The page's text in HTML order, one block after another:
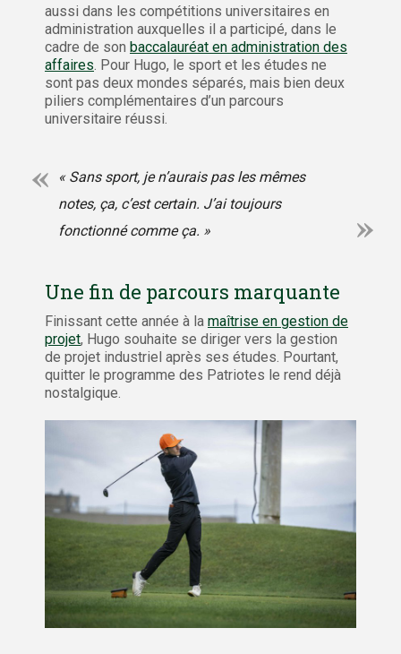
aussi dans les compétitions universitaires en
administration auxquelles il a participé, dans le
cadre de son baccalauréat en administration des
affaires. Pour Hugo, le sport et les études ne
sont pas deux mondes séparés, mais bien deux
piliers complémentaires d’un parcours
universitaire réussi.
« Sans sport, je n’aurais pas les mêmes
notes, ça, c’est certain. J’ai toujours
fonctionné comme ça. »
Une fin de parcours marquante
Finissant cette année à la maîtrise en gestion de
projet, Hugo souhaite se diriger vers la gestion
de projet industriel après ses études. Pourtant,
quitter le programme des Patriotes le rend déjà
nostalgique.